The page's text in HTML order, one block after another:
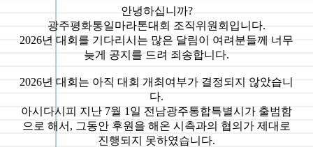
안녕하십니까?
광주평화통일마라톤대회 조직위원회입니다.
2026년 대회를 기다리시는 많은 달림이 여려분들께 너무
늦게 공지를 드려 죄송합니다.
2026년 대회는 아직 대회 개최여부가 결정되지 않았습니
다.
아시다시피 지난 7월 1일 전남광주통합특별시가 출범함
으로 해서, 그동안 후원을 해온 시측과의 협의가 제대로
진행되지 못하였습니다.